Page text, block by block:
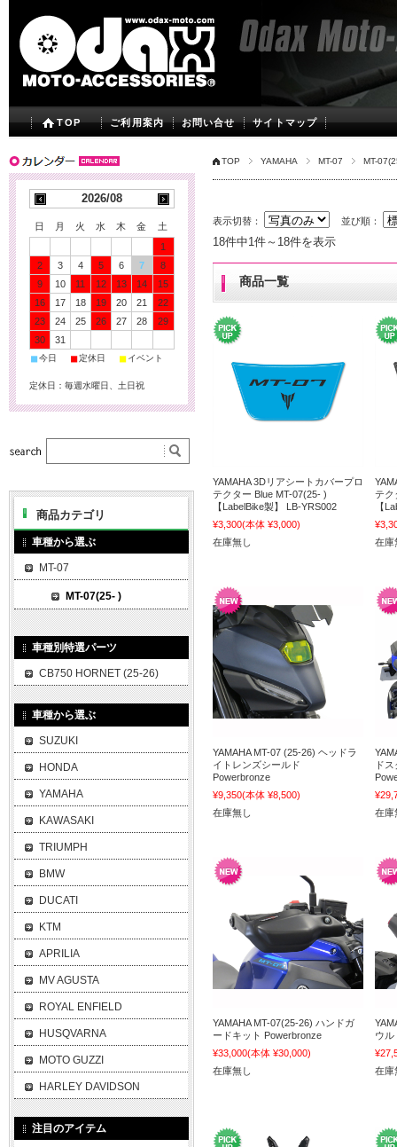
TOP ご利用案内 お問い合せ サイトマップ
TOP YAMAHA MT-07 MT-
表示切替： 並び順：
18件中1件～18件を表示
商品一覧
YAMAHA 3Dリアシートカバープロ
テクター Blue MT-07(25- )
【LabelBike製】 LB-YRS002
¥3,300(本体 ¥3,000)
在庫無し
テク
【
在庫
YAMAHA MT-07 (25-26) ヘッドラ
イトレンズシールド
Powerbronze
¥9,350(本体 ¥8,500)
在庫無し
ド
在庫
YAMAHA MT-07(25-26) ハンドガ
ードキット Powerbronze
¥33,000(本体 ¥30,000)
在庫無し
ウ
在庫
2026/08
日 月 火 水 木 金
土
1
2
3 4 5 6 7
8
9
10 11 12 13 14
15
16
17 18 19 20 21
22
23
24 25 26 27 28
29
30
31
■今日 ■定休日 ■ イベント
定休日：毎週水曜日、土日祝
商品カテゴリ
車種から選ぶ
MT-07
MT-07(25- )
車種別特選パーツ
CB750 HORNET (25-26)
車種から選ぶ
SUZUKI
HONDA
YAMAHA
KAWASAKI
TRIUMPH
BMW
DUCATI
KTM
APRILIA
MV AGUSTA
ROYAL ENFIELD
HUSQVARNA
MOTO GUZZI
HARLEY DAVIDSON
注目のアイテム